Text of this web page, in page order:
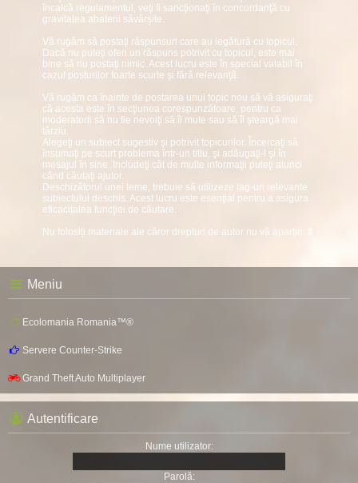
încalcă regulamentul, veţi fi sancţionaţi în concordanţă cu
gravitatea abaterii săvârşite.
Vă rugăm să postaţi răspunsuri care au legătură cu topicul.
Dacă nu puteţi oferi un răspuns potrivit cu topicul, este mai
bine să nu postaţi nimic. Acest lucru este în special valabil în
cazul posturilor foarte scurte şi fără relevanţă.
Vă rugăm ca înainte de postarea unui topic nou să vă asiguraţi
că acesta este în secţiunea corespunzătoare, pentru ca
moderatorii să nu fie nevoiţi să îl mute sau să îl şteargă mai
târziu.
Alegeţi un subiect sugestiv şi potrivit topicurilor. Încercaţi să
însumaţi pe scurt problema într-un titlu, şi adăugaţi-l şi în
mesajul în sine. Includeţi cât de multe informaţii puteţi atunci
când căutaţi ajutor.
Deschizătorul unei teme, trebuie să utilizeze tag-uri relevante
subiectului deschis. Acest lucru este esenţial pentru a asigura
eficacitatea funcţiei de căutare.
Nu folosiți materiale ale căror drepturi de autor nu vă aparțin. #
Meniu
Ecolomania Romania™®
Servere Counter-Strike
Grand Theft Auto Multiplayer
Autentificare
Nume utilizator:
Parolă: